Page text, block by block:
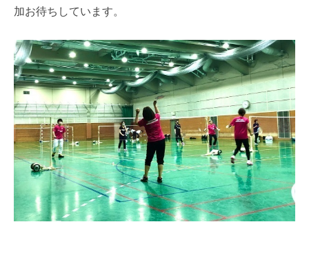
加お待ちしています。